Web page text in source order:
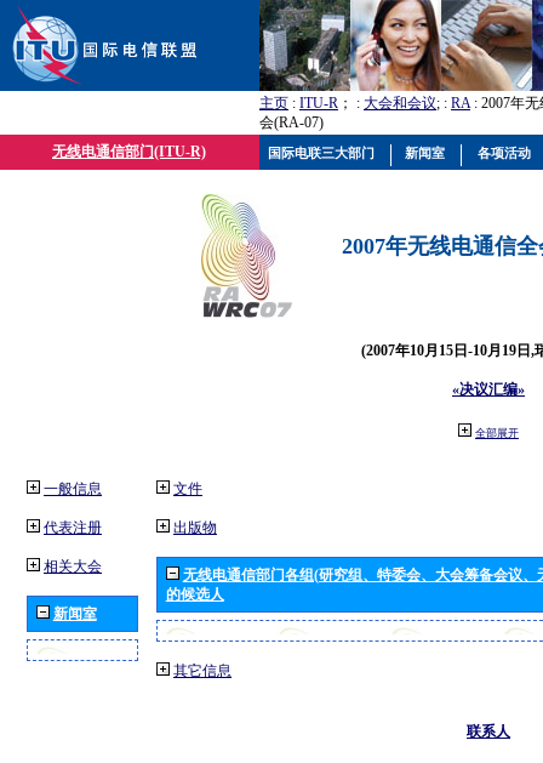
主页 : ITU-R ； : 大会和会议; : RA: 2007年
会(RA-07)
无线电通信部门(ITU-R)
2007年无线电通信
(2007年10月15日-10月19日,
«决议汇编»
全部展开
一般信息
代表注册
相关大会
新闻室
文件
出版物
无线电通信部门各组(研究组、特委会、大会筹备会议
的候选人
其它信息
联系人
国际电联三大部门 新闻室 各项活动